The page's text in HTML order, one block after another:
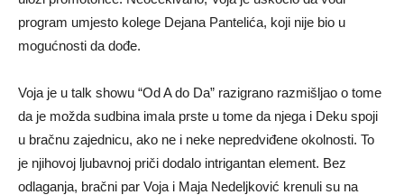
program umjesto kolege Dejana Pantelića, koji nije bio u
mogućnosti da dođe.
Voja je u talk showu “Od A do Da” razigrano razmišljao o tome
da je možda sudbina imala prste u tome da njega i Deku spoji
u bračnu zajednicu, ako ne i neke nepredviđene okolnosti. To
je njihovoj ljubavnoj priči dodalo intrigantan element. Bez
odlaganja, bračni par Voja i Maja Nedeljković krenuli su na